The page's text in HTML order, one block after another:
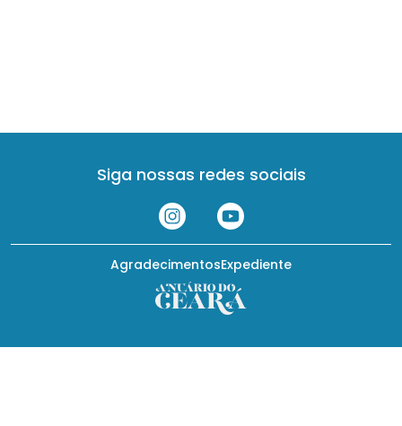
Siga nossas redes sociais
Expediente
Agradecimentos